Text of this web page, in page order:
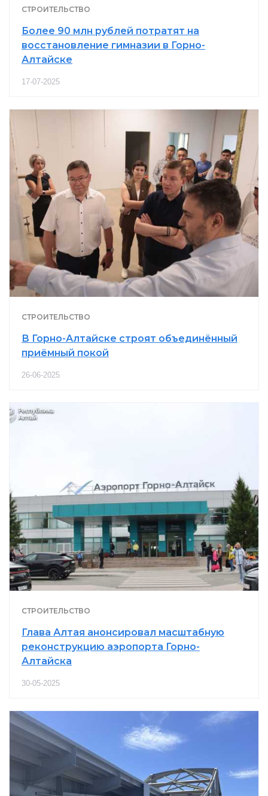
СТРОИТЕЛЬСТВО
Более 90 млн рублей потратят на
восстановление гимназии в Горно-
Алтайске
17-07-2025
СТРОИТЕЛЬСТВО
В Горно-Алтайске строят объединённый
приёмный покой
26-06-2025
СТРОИТЕЛЬСТВО
Глава Алтая анонсировал масштабную
реконструкцию аэропорта Горно-
Алтайска
30-05-2025